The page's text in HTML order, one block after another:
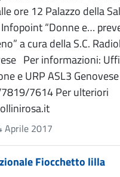
ore 12 Palazzo della
“Donne e…
a cura della S.C.
Per informazioni:
e URP ASL3
7614 Per ulteriori
Aprile 2017
Fiocchetto lilla